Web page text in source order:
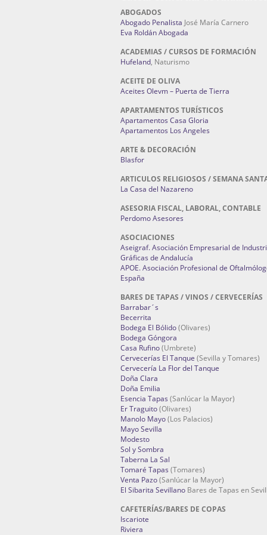
ABOGADOS
Abogado Penalista José María Carnero
Eva Roldán Abogada
ACADEMIAS / CURSOS DE FORMACIÓN
Hufeland, Naturismo
ACEITE DE OLIVA
Aceites Olevm – Puerta de Tierra
APARTAMENTOS TURÍSTICOS
Apartamentos Casa Gloria
Apartamentos Los Angeles
ARTE & DECORACIÓN
Blasfor
ARTICULOS RELIGIOSOS / SEMANA
La Casa del Nazareno
ASESORIA FISCAL, LABORAL, CONTABLE
Perdomo Asesores
ASOCIACIONES
Aseigraf. Asociación Empresarial de
Gráficas de Andalucía
APOE. Asociación Profesional de
España
BARES DE TAPAS / VINOS / CERVECERÍAS
Barrabar´s
Becerrita
Bodega El Bólido(Olivares)
Bodega Góngora
Casa Rufino(Umbrete)
Cervecerías El Tanque (Sevilla y Tomares)
Cervecería La Flor del Tanque
Doña Clara
Doña Emilia
Esencia Tapas (Sanlúcar la Mayor)
Er Traguito(Olivares)
Manolo Mayo(Los Palacios)
Mayo Sevilla
Modesto
Sol y Sombra
Taberna La Sal
Tomaré Tapas (Tomares)
Venta Pazo(Sanlúcar la Mayor)
El Sibarita Sevillano Bares de Tapas en
CAFETERÍAS/BARES DE COPAS
Iscariote
Riviera